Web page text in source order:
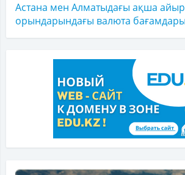
Астана мен Алматыдағы ақша
орындарындағы валюта